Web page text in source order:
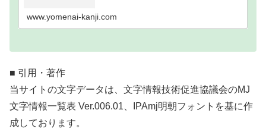
www.yomenai-kanji.com
■ 引用・著作
当サイトの文字データは、文字情報技術促進協議会のMJ
文字情報一覧表 Ver.006.01、IPAmj明朝フォントを基に作
成しております。